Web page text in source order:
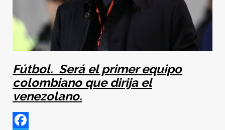
Fútbol. Será el primer equipo
colombiano que dirija el
venezolano.